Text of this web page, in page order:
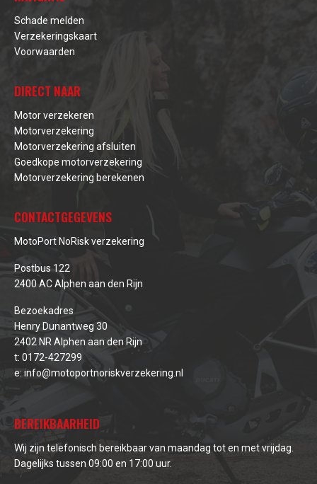
Schade melden
Verzekeringskaart
Voorwaarden
DIRECT NAAR
Motor verzekeren
Motorverzekering
Motorverzekering afsluiten
Goedkope motorverzekering
Motorverzekering berekenen
CONTACTGEGEVENS
MotoPort NoRisk verzekering
Postbus 122
2400 AC Alphen aan den Rijn
Bezoekadres
Henry Dunantweg 30
2402 NR Alphen aan den Rijn
t: 0172-427299
e: info@motoportnoriskverzekering.nl
BEREIKBAARHEID
Wij zijn telefonisch bereikbaar van maandag tot en met vrijdag.
Dagelijks tussen 09:00 en 17:00 uur.